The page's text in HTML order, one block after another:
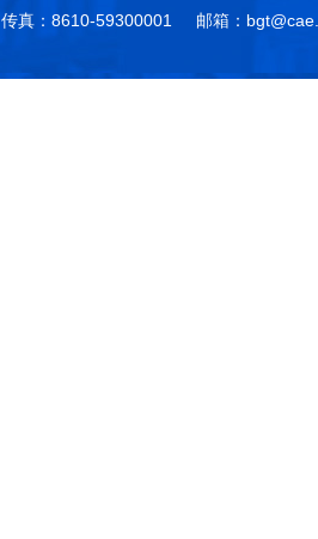
传真：8610-59300001 邮箱：